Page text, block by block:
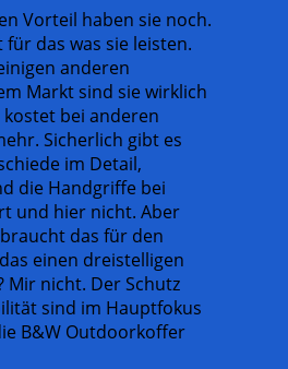
Vorteil haben sie noch.
das was sie leisten.
anderen
Markt sind sie wirklich
kostet bei anderen
Sicherlich gibt es
im Detail,
die Handgriffe bei
und hier nicht. Aber
das für den
einen dreistelligen
Mir nicht. Der Schutz
sind im Hauptfokus
B&W Outdoorkoffer